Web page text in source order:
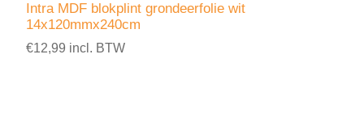
Intra MDF blokplint grondeerfolie wit
14x120mmx240cm
€12,99 incl. BTW